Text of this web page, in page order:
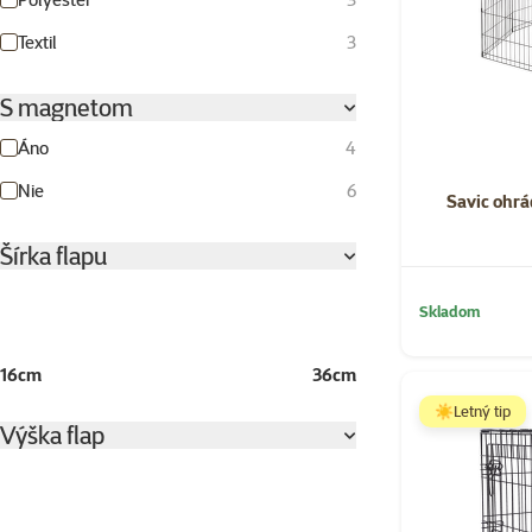
Textil
3
S magnetom
Áno
4
Nie
6
Šírka flapu
16cm 36cm
Výška flap
Savic
Skladom
☀️Letný tip